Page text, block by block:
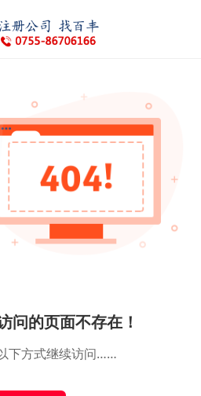
问的页面不存在！
下方式继续访问……